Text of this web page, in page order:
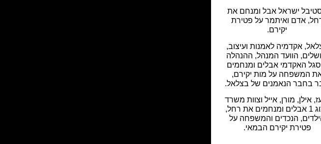
ישראל אבל ומנחם את
אדם ואיתמר על פטירת
יקירם.
אקדמיה לאמנות ועיצוב,
הוועד המנהל, ההנהלה
האקדמי אבלים ומנחמים
המשפחה על מות יקירם,
בחבר הנאמנים של בצלאל.
אילן, מורן, אייל וצוות משרד
ייצוג 1 אבלים ומנחמים את רחל,
הנכדים והמשפחה על
פטירת יקירם הבמאי.